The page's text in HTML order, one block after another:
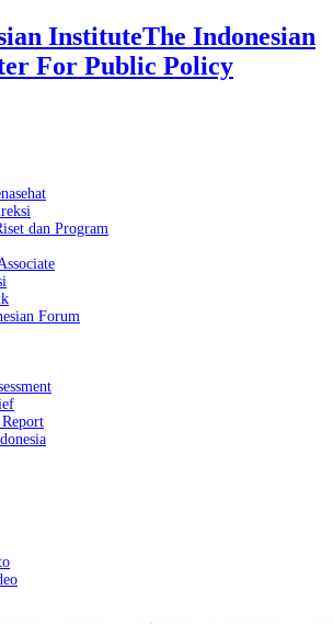
The Indonesian
For Public Policy
dan Program
Forum